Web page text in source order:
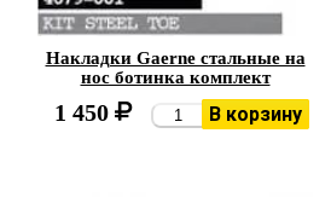
Накладки Gaerne стальные на
нос ботинка комплект
1 450 В корзину